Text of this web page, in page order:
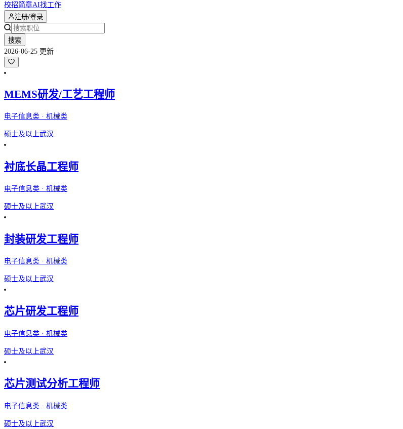
校招简章AI找工作
注册/登录
搜索
2026-06-25 更新
MEMS研发/工艺工程师
电子信息类 · 机械类
硕士及以上武汉
衬底长晶工程师
电子信息类 · 机械类
硕士及以上武汉
封装研发工程师
电子信息类 · 机械类
硕士及以上武汉
芯片研发工程师
电子信息类 · 机械类
硕士及以上武汉
芯片测试分析工程师
电子信息类 · 机械类
硕士及以上武汉